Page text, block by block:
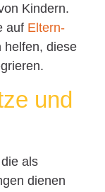
Kindern.
auf Eltern-
helfen, diese
und
als
dienen